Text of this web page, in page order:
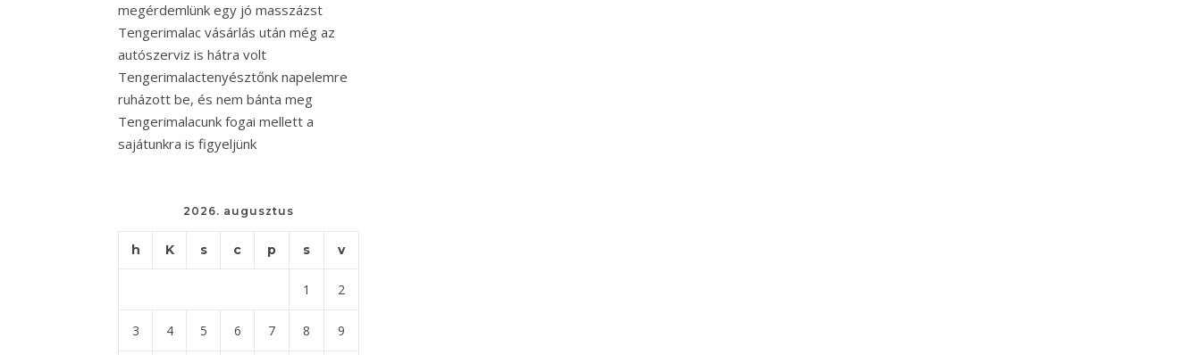
megérdemlünk egy jó masszázst
Tengerimalac vásárlás után még az
autószerviz is hátra volt
Tengerimalactenyésztőnk napelemre
ruházott be, és nem bánta meg
Tengerimalacunk fogai mellett a
sajátunkra is figyeljünk
2026. augusztus
h K s c p s v
1 2
3 4 5 6 7 8 9